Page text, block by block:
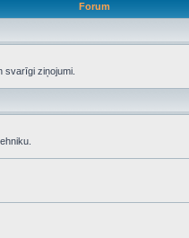
Forum
svarīgi ziņojumi.